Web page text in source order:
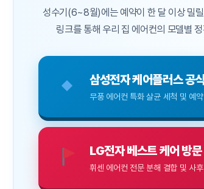
성수기(6~8월)에는 예약이 한 달 이상 밀
링크를 통해 우리 집 에어컨의 모델별
삼성전자 케어플러스 공
무풍 에어컨 특화 살균 세척 및 예약
LG전자 베스트 케어 방
휘센 에어컨 전문 분해 결합 및 사